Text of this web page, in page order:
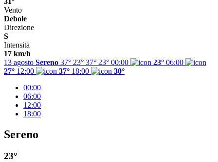
Vento
Debole
Direzione
S
Intensità
17 km/h
13 agosto Sereno 37° 23° 37° 23° 00:00 23° 06:00
27° 12:00 37° 18:00
30°
00:00
06:00
12:00
18:00
Sereno
23°